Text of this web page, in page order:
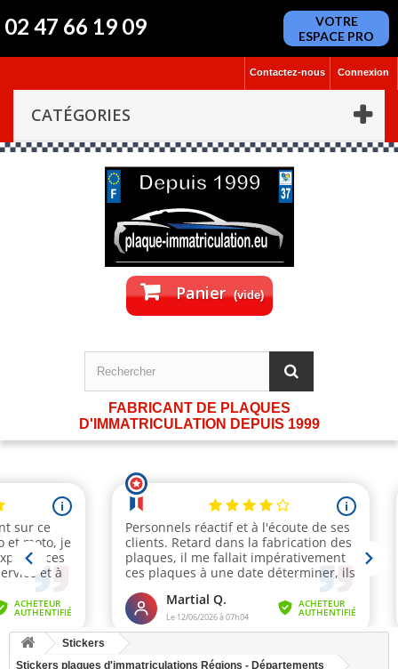
02 47 66 19 09
VOTRE
ESPACE PRO
Connexion
Contactez-nous
CATÉGORIES
Panier (vide)
FABRICANT DE PLAQUES
D'IMMATRICULATION DEPUIS 1999
Stickers
Stickers plaques d'immatriculations Régions - Départements